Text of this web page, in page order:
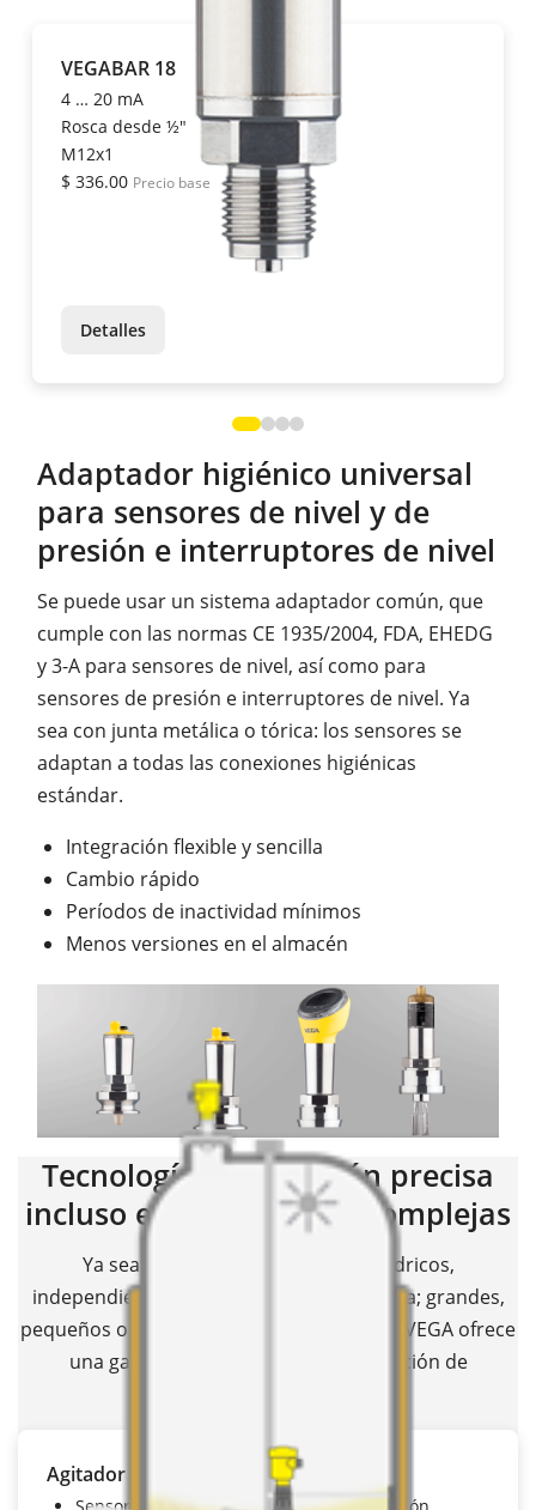
VEGABAR 18
4 … 20 mA
Rosca desde ½"
M12x1
$ 336.00 Precio base
Detalles
Adaptador higiénico universal
para sensores de nivel y de
presión e interruptores de nivel
Se puede usar un sistema adaptador común, que
cumple con las normas CE 1935/2004, FDA, EHEDG
y 3-A para sensores de nivel, así como para
sensores de presión e interruptores de nivel. Ya
sea con junta metálica o tórica: los sensores se
adaptan a todas las conexiones higiénicas
estándar.
Integración flexible y sencilla
Cambio rápido
Períodos de inactividad mínimos
Menos versiones en el almacén
Tecnología de medición precisa
incluso en aplicaciones complejas
Ya sea en depósitos cúbicos o cilíndricos,
independientes o integrados en el sistema; grandes,
pequeños o con agitadores y serpentines: VEGA ofrece
una gama completa para una fabricación de
Agitador y bola de pulverización
Sensor radarVEGAPULS 6Xpara la medición